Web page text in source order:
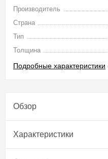
Производитель
Страна
Тип
Толщина
Подробные характеристики
Обзор
Характеристики